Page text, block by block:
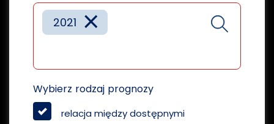
×
2021
Wybierz rodzaj prognozy
relacja między dostępnymi